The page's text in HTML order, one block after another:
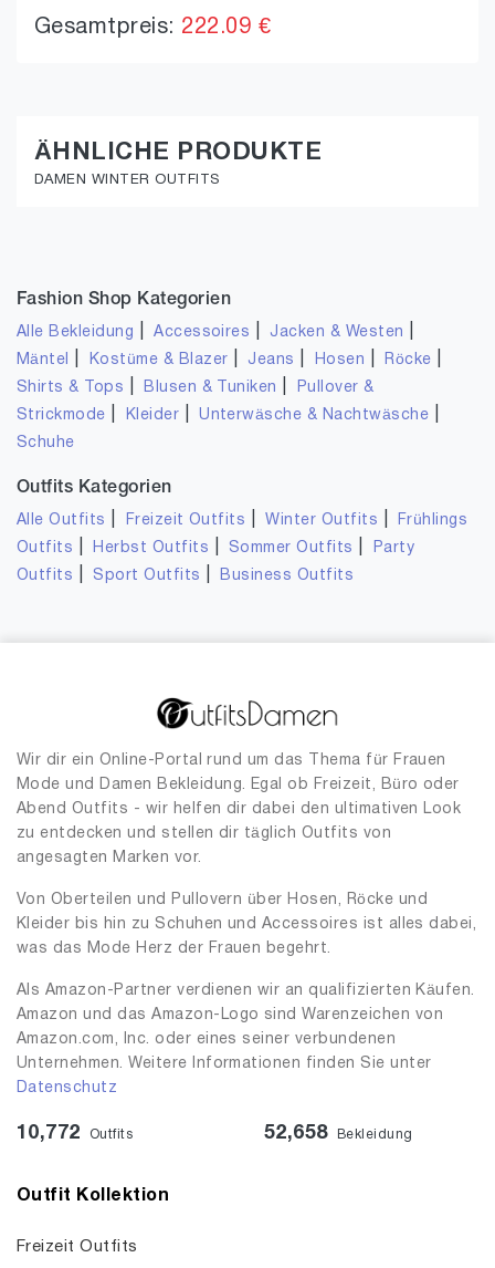
Gesamtpreis: 222.09 €
ÄHNLICHE PRODUKTE
DAMEN WINTER OUTFITS
Fashion Shop Kategorien
Alle Bekleidung |Accessoires Jacken & Westen
Mäntel Kostüme & Blazer Jeans Hosen Röcke
Shirts & Tops Blusen & Tuniken
Pullover &
Strickmode
Kleider |Unterwäsche & Nachtwäsche
Schuhe
Outfits Kategorien
Alle Outfits Freizeit Outfits |Winter Outfits
Frühlings
Outfits
Herbst Outfits Sommer Outfits
Party
Outfits
Sport Outfits Business Outfits
Wir dir ein Online-Portal rund um das Thema für Frauen
Mode und Damen Bekleidung. Egal ob Freizeit, Büro oder
Abend Outfits - wir helfen dir dabei den ultimativen Look
zu entdecken und stellen dir täglich Outfits von
angesagten Marken vor.
Von Oberteilen und Pullovern über Hosen, Röcke und
Kleider bis hin zu Schuhen und Accessoires ist alles dabei,
was das Mode Herz der Frauen begehrt.
Als Amazon-Partner verdienen wir an qualifizierten Käufen.
Amazon und das Amazon-Logo sind Warenzeichen von
Amazon.com, Inc. oder eines seiner verbundenen
Unternehmen. Weitere Informationen finden Sie unter
Datenschutz
10,772 Outfits 52,658 Bekleidung
Outfit Kollektion
Freizeit Outfits